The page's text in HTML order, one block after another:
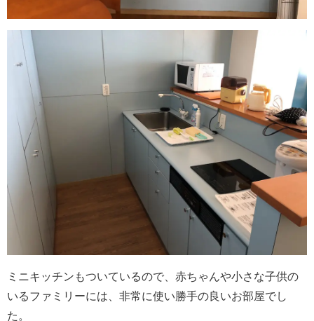
ミニキッチンもついているので、赤ちゃんや小さな子供の
いるファミリーには、非常に使い勝手の良いお部屋でし
た。